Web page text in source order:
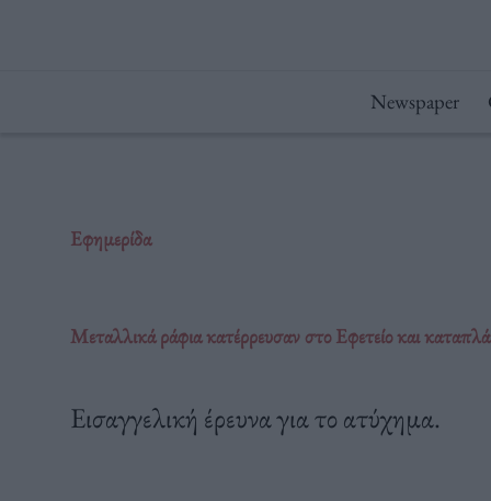
Newspaper
Εφημερίδα
Μεταλλικά ράφια κατέρρευσαν στο Εφετείο και
Εισαγγελική έρευνα για το ατύχημα.